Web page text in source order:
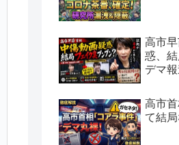
高市
惑、
デマ
高市
て結